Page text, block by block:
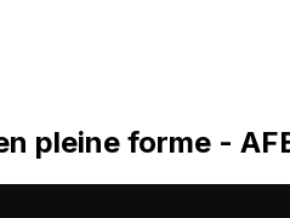
pleine forme -